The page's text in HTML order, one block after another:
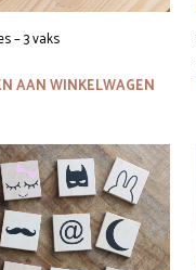
– 3 vaks
AAN WINKELWAGEN